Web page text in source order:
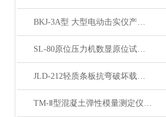
BKJ-3A型 大型电动击实仪产品展示
SL-80原位压力机数显原位试验机 产品展示
JLD-212轻质条板抗弯破坏载荷试验装置 产品展示
TM-Ⅱ型混凝土弹性模量测定仪（方形）产品展示